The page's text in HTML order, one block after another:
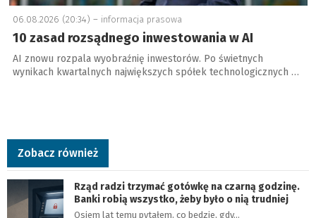
06.08.2026 (20:34) – informacja prasowa
10 zasad rozsądnego inwestowania w AI
AI znowu rozpala wyobraźnię inwestorów. Po świetnych
wynikach kwartalnych największych spółek technologicznych …
Zobacz również
Rząd radzi trzymać gotówkę na czarną godzinę.
Banki robią wszystko, żeby było o nią trudniej
Osiem lat temu pytałem, co będzie, gdy…